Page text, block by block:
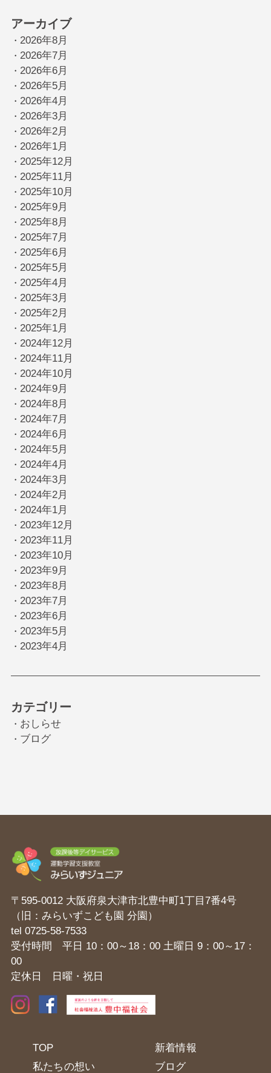
アーカイブ
・ 2026年8月
・ 2026年7月
・ 2026年6月
・ 2026年5月
・ 2026年4月
・ 2026年3月
・ 2026年2月
・ 2026年1月
・ 2025年12月
・ 2025年11月
・ 2025年10月
・ 2025年9月
・ 2025年8月
・ 2025年7月
・ 2025年6月
・ 2025年5月
・ 2025年4月
・ 2025年3月
・ 2025年2月
・ 2025年1月
・ 2024年12月
・ 2024年11月
・ 2024年10月
・ 2024年9月
・ 2024年8月
・ 2024年7月
・ 2024年6月
・ 2024年5月
・ 2024年4月
・ 2024年3月
・ 2024年2月
・ 2024年1月
・ 2023年12月
・ 2023年11月
・ 2023年10月
・ 2023年9月
・ 2023年8月
・ 2023年7月
・ 2023年6月
・ 2023年5月
・ 2023年4月
カテゴリー
・ おしらせ
・ ブログ
〒595-0012 大阪府泉大津市北豊中町1丁目7番4号
（旧：みらいずこども園 分園）
tel 0725-58-7533
受付時間 平日 10：00～18：00 土曜日 9：00～17：
00
定休日 日曜・祝日
TOP
私たちの想い
新着情報
ブログ